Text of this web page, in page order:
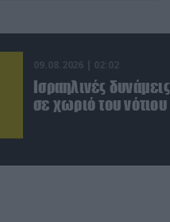
09.08.2026 | 02:02
Ισραηλινές
σε χωριό του